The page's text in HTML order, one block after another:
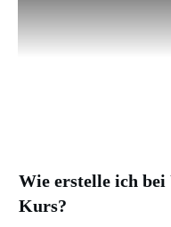
Wie erstelle ich
Kurs?